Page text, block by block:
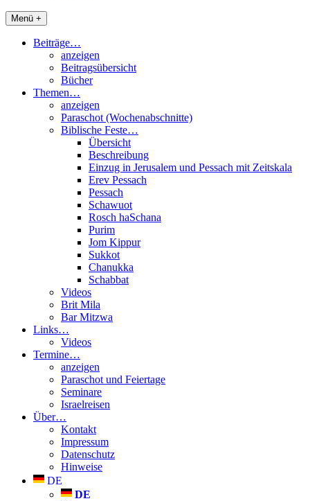
Menü +
Beiträge…
anzeigen
Beitragsübersicht
Bücher
Themen…
anzeigen
Paraschot (Wochenabschnitte)
Biblische Feste…
Übersicht
Beschreibung
Einzug in Jerusalem und Pessach mit Zeitskala
Erev Pessach
Pessach
Schawuot
Rosch haSchana
Purim
Jom Kippur
Sukkot
Chanukka
Schabbat
Videos
Brit Mila
Bar Mitzwa
Links…
Videos
Termine…
anzeigen
Paraschot und Feiertage
Seminare
Israelreisen
Über…
Kontakt
Impressum
Datenschutz
Hinweise
DE
DE